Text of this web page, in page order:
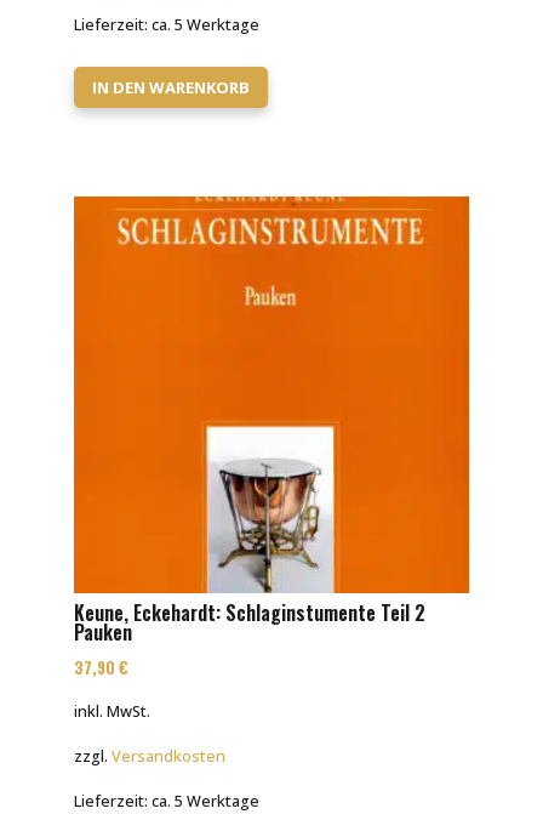
Lieferzeit: ca. 5 Werktage
IN DEN WARENKORB
Keune, Eckehardt: Schlaginstumente Teil 2
Pauken
37,90 €
inkl. MwSt.
zzgl. Versandkosten
Lieferzeit: ca. 5 Werktage